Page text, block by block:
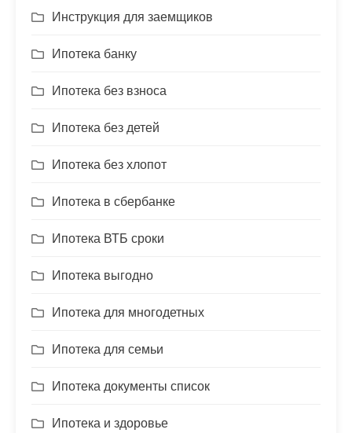
Инструкция для заемщиков
Ипотека банку
Ипотека без взноса
Ипотека без детей
Ипотека без хлопот
Ипотека в сбербанке
Ипотека ВТБ сроки
Ипотека выгодно
Ипотека для многодетных
Ипотека для семьи
Ипотека документы список
Ипотека и здоровье